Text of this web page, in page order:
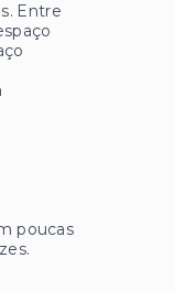
Entre
poucas